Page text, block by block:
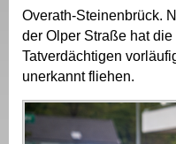
Overath-Steinenbrück.
der Olper Straße hat
Tatverdächtigen
unerkannt fliehen.